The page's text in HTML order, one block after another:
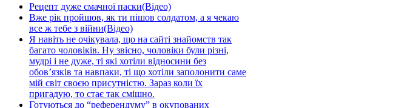
Рецепт дуже смачної паски(Відео)
Вже рік пройшов, як ти пішов солдатом, а я чекаю
все ж тебе з війни(Відео)
Я навіть не очікувала, що на сайті знайомств так
багато чоловіків. Ну звісно, чоловіки були різні,
мудрі і не дуже, ті які хотіли відносини без
обов’язків та навпаки, ті що хотіли заполонити саме
мій світ своєю присутністю. Зараз коли їх
пригадую, то стає так смішно.
Готуються до “референдуму” в окупованих